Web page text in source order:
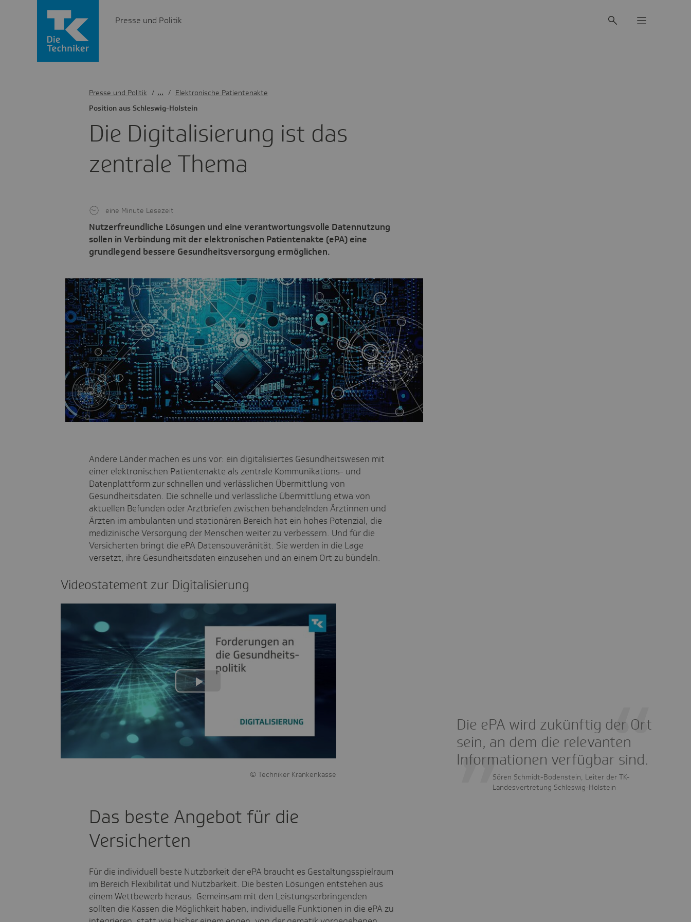
Presse und Politik
Die Digi­ta­li­sie­rung ist das
zentrale Thema
Posi­tion aus Schles­wig-Holstein
Nutzerfreundliche Lösungen und eine verantwortungsvolle Datennutzung
sollen in Verbindung mit der elektronischen Patientenakte (ePA) eine
grundlegend bessere Gesundheitsversorgung ermöglichen.
eine Minute Lesezeit
Presse und Politik / Elektronische Patientenakte
Andere Länder machen es uns vor: ein digitalisiertes Gesundheitswesen mit
einer elektronischen Patientenakte als zentrale Kommunikations- und
Datenplattform zur schnellen und verlässlichen Übermittlung von
Gesundheitsdaten. Die schnelle und verlässliche Übermittlung etwa von
aktuellen Befunden oder Arztbriefen zwischen behandelnden Ärztinnen und
Ärzten im ambulanten und stationären Bereich hat ein hohes Potenzial, die
medizinische Versorgung der Menschen weiter zu verbessern. Und für die
Versicherten bringt die ePA Datensouveränität. Sie werden in die Lage
versetzt, ihre Gesundheitsdaten einzusehen und an einem Ort zu bündeln.
Video­state­ment zur Digi­ta­li­sie­rung
Play
!!
Techniker Krankenkasse
Die ePA wird zukünftig der Ort
sein, an dem die relevanten
Informationen verfügbar sind.
Sören Schmidt-Bodenstein, Leiter der TK-
Landesvertretung Schleswig-Holstein
Das beste Angebot für die
Versicherten
Für die individuell beste Nutzbarkeit der ePAbraucht es Gestaltungsspielraum
im Bereich Flexibilität und Nutzbarkeit. Die besten Lösungen entstehen aus
einem Wettbewerb heraus. Gemeinsam mit den Leistungserbringenden
sollten die Kassen die Möglichkeit haben, individuelle Funktionen in die ePAzu